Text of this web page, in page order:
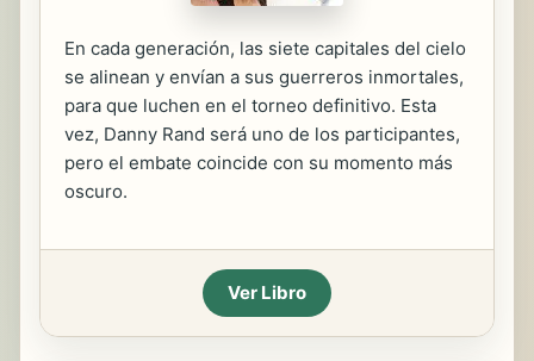
En cada generación, las siete capitales del cielo
se alinean y envían a sus guerreros inmortales,
para que luchen en el torneo definitivo. Esta
vez, Danny Rand será uno de los participantes,
pero el embate coincide con su momento más
oscuro.
Ver Libro